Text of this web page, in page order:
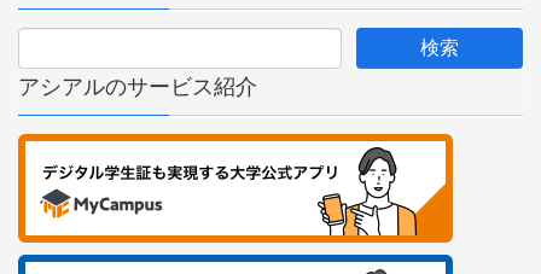
アシアルのサービス紹介